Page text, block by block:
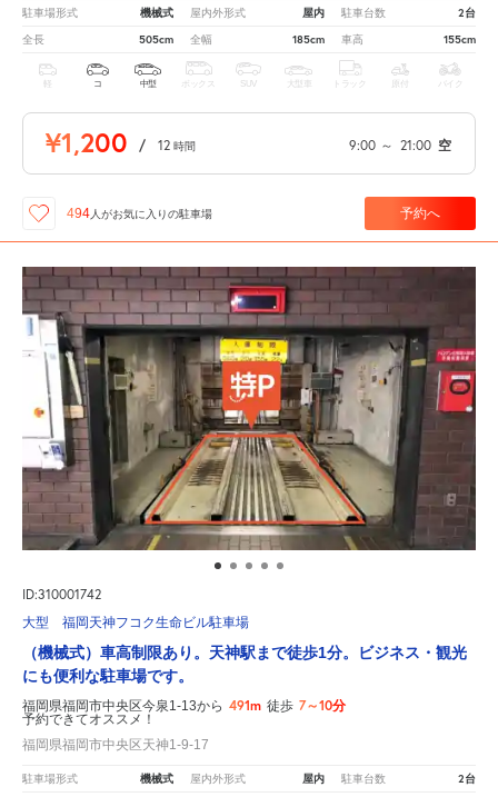
駐車場形式 機械式 屋内外形式 屋内 駐車台数 2台
全長 505cm 全幅 185cm 車高 155cm
軽 コ 中型 ボックス SUV 大型車 トラック 原付 バイク
¥1,200 / 12 時間 9:00 ～ 21:00 空
494 人がお気に入りの駐車場 予約へ
ID:310001742
大型 福岡天神フコク生命ビル駐車場
（機械式）車高制限あり。天神駅まで徒歩1分。ビジネス・観光
にも便利な駐車場です。
福岡県福岡市中央区今泉1-13から 491m 徒歩 7～10分
予約できてオススメ！
福岡県福岡市中央区天神1-9-17
駐車場形式 機械式 屋内外形式 屋内 駐車台数 2台